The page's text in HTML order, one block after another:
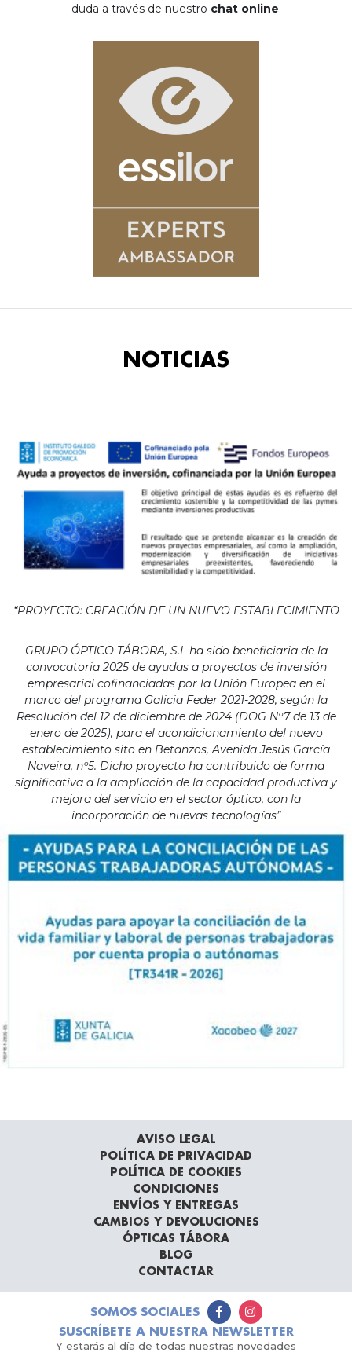
duda a través de nuestro chat online.
NOTICIAS
“PROYECTO: CREACIÓN DE UN NUEVO ESTABLECIMIENTO
GRUPO ÓPTICO TÁBORA, S.L ha sido beneficiaria de la
convocatoria 2025 de ayudas a proyectos de inversión
empresarial cofinanciadas por la Unión Europea en el
marco del programa Galicia Feder 2021-2028, según la
Resolución del 12 de diciembre de 2024 (DOG Nº7 de 13 de
enero de 2025), para el acondicionamiento del nuevo
establecimiento sito en Betanzos, Avenida Jesús García
Naveira, nº5. Dicho proyecto ha contribuido de forma
significativa a la ampliación de la capacidad productiva y
mejora del servicio en el sector óptico, con la
incorporación de nuevas tecnologías”
AVISO LEGAL
POLÍTICA DE PRIVACIDAD
POLÍTICA DE COOKIES
CONDICIONES
ENVÍOS Y ENTREGAS
CAMBIOS Y DEVOLUCIONES
ÓPTICAS TÁBORA
BLOG
CONTACTAR
SOMOS SOCIALES
SUSCRÍBETE A NUESTRA NEWSLETTER
Y estarás al día de todas nuestras novedades